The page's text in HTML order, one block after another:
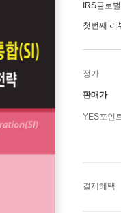
IRS글로
첫번째 리
정가
판매가
YES포인
결제혜택